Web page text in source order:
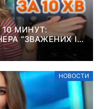
МИНУТ:
“ЗВАЖЕНИХ І
НОВОСТИ